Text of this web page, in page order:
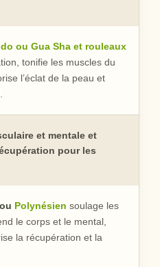
ou Gua Sha et rouleaux
tonifie les muscles du
l’éclat de la peau et
et mentale et
pour les
ou Polynésien soulage les
le corps et le mental,
la récupération et la